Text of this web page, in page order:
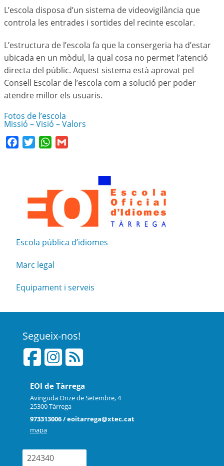
L’escola disposa d’un sistema de videovigilància que
controla les entrades i sortides del recinte escolar.
L’estructura de l’escola fa que la consergeria ha d’estar
ubicada en un mòdul, la qual cosa no permet l’atenció
directa del públic. Aquest sistema està aprovat pel
Consell Escolar de l’escola com a solució per poder
atendre millor els usuaris.
Fotos de l’escola
Missió – Visió – Valors
FacebookTwitterWhatsApp
Escola pública d’idiomes
Marc legal
Equipament i serveis
Segueix-nos!
EOI de Tàrrega
Avinguda Onze de Setembre, 4
25300 Tàrrega
973313006 / eoitarrega@xtec.cat
mapa
224340